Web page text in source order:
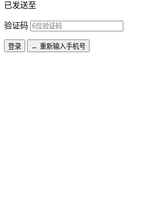
已发送至
验证码
登录 ← 重新输入手机号